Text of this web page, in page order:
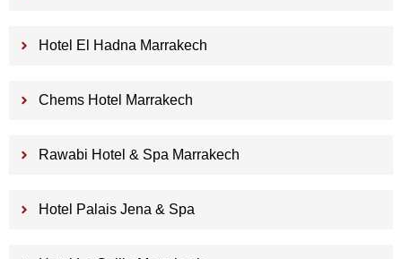
Hotel El Hadna Marrakech
Chems Hotel Marrakech
Rawabi Hotel & Spa Marrakech
Hotel Palais Jena & Spa